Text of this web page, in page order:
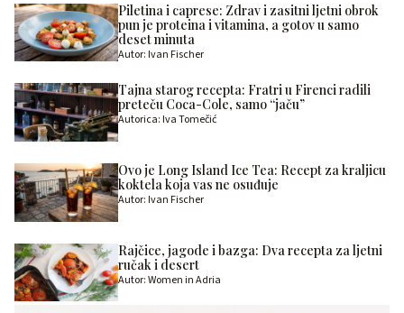
Piletina i caprese: Zdrav i zasitni ljetni obrok
pun je proteina i vitamina, a gotov u samo
deset minuta
Autor: Ivan Fischer
Tajna starog recepta: Fratri u Firenci radili
preteču Coca-Cole, samo “jaču”
Autorica: Iva Tomečić
Ovo je Long Island Ice Tea: Recept za kraljicu
koktela koja vas ne osuđuje
Autor: Ivan Fischer
Rajčice, jagode i bazga: Dva recepta za ljetni
ručak i desert
Autor: Women in Adria